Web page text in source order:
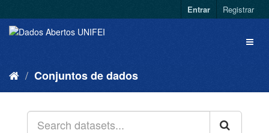
Entrar Registrar
Conjuntos de dados